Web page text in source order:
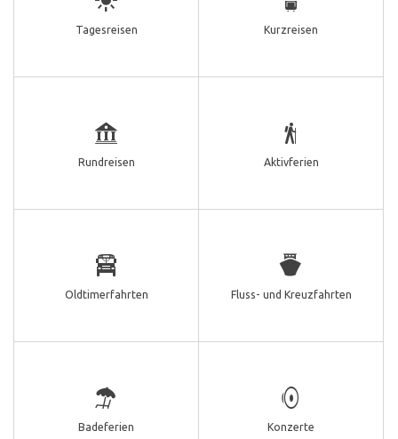
Tagesreisen Kurzreisen
Rundreisen Aktivferien
Oldtimerfahrten Fluss- und Kreuzfahrten
Badeferien Konzerte